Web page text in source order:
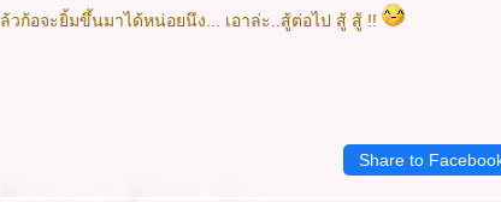
วก้อจะยิ้มขึ้นมาได้หน่อยนึง... เอาล่ะ..สู้ต่อไป สู้ สู้ !!
Share to